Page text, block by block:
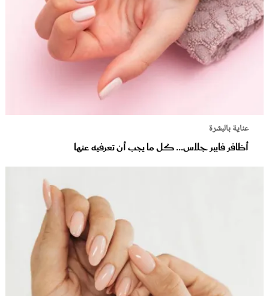
عناية بالبشرة
أظافر فايبر جلاس... كل ما يجب أن تعرفيه عنها